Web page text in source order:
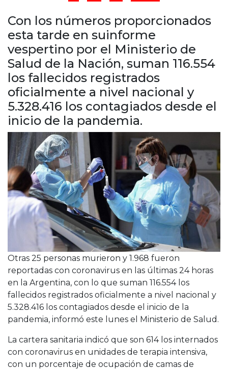
Cruz del Eje
Corredor de Ansenuza
La Carlota y zona
Laboulaye y sur
Bell Ville
Río Tercero
Despeñaderos
Con los números proporcionados
esta tarde en suinforme
vespertino por el Ministerio de
Salud de la Nación, suman 116.554
los fallecidos registrados
oficialmente a nivel nacional y
5.328.416 los contagiados desde el
inicio de la pandemia.
Otras 25 personas murieron y 1.968 fueron
reportadas con coronavirus en las últimas 24 horas
en la Argentina, con lo que suman 116.554 los
fallecidos registrados oficialmente a nivel nacional y
5.328.416 los contagiados desde el inicio de la
pandemia, informó este lunes el Ministerio de Salud.
La cartera sanitaria indicó que son 614 los internados
con coronavirus en unidades de terapia intensiva,
con un porcentaje de ocupación de camas de